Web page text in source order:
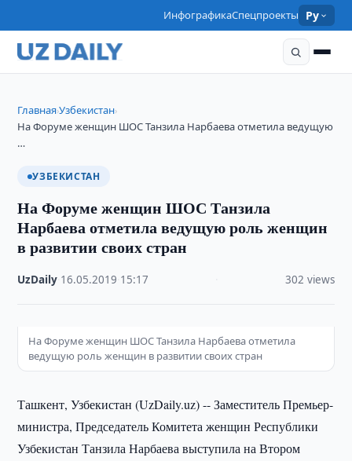
ИнфографикаСпецпроекты Ру
Главная›Узбекистан›
На Форуме женщин ШОС Танзила Нарбаева отметила ведущую
…
УЗБЕКИСТАН
На Форуме женщин ШОС Танзила
Нарбаева отметила ведущую роль женщин
в развитии своих стран
UzDaily 16.05.2019 15:17 302 views
На Форуме женщин ШОС Танзила Нарбаева отметила
ведущую роль женщин в развитии своих стран
Ташкент, Узбекистан (UzDaily.uz) -- Заместитель Премьер-
министра, Председатель Комитета женщин Республики
Узбекистан Танзила Нарбаева выступила на Втором